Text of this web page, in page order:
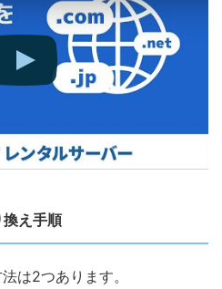
え手順
は2つあります。